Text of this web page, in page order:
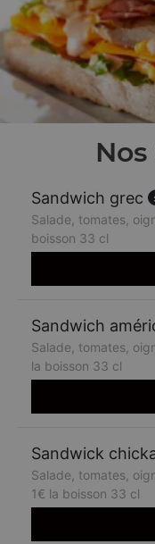
Sandwich grec
Salade, tomates,
boisson 33 cl
Sandwich
Salade, tomates,
la boisson 33 cl
Sandwick
Salade, tomates,
1€ la boisson 33 cl